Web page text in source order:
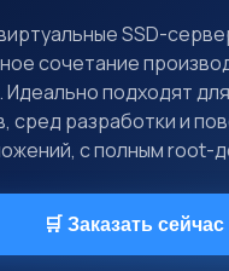
SSD-
сочетание
Идеально подходят
сред разработки и
с полным root-
🛒 Заказать сейчас